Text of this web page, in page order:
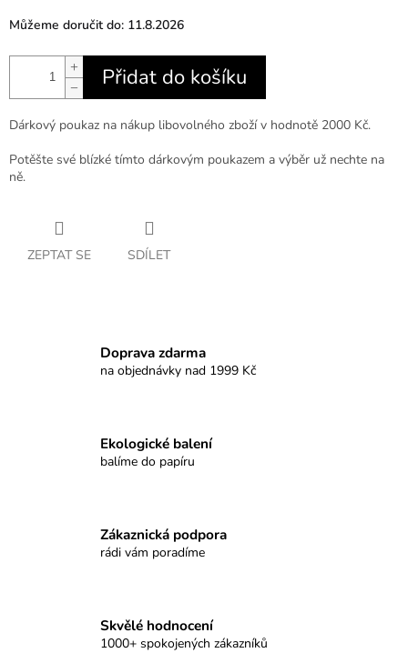
Můžeme doručit do: 11.8.2026
+
−
Přidat do košíku
Dárkový poukaz na nákup libovolného zboží v hodnotě 2000 Kč.
Potěšte své blízké tímto dárkovým poukazem a výběr už nechte na
ně.
ZEPTAT SE SDÍLET
Doprava zdarma
na objednávky nad 1999 Kč
Ekologické balení
balíme do papíru
Zákaznická podpora
rádi vám poradíme
Skvělé hodnocení
1000+ spokojených zákazníků